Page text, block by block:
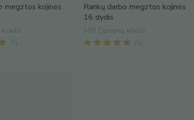
megztos kojinės
( 5
Rankų darbo megztos kojinės
16 dydis
MB Dovanų kraitė
( 5